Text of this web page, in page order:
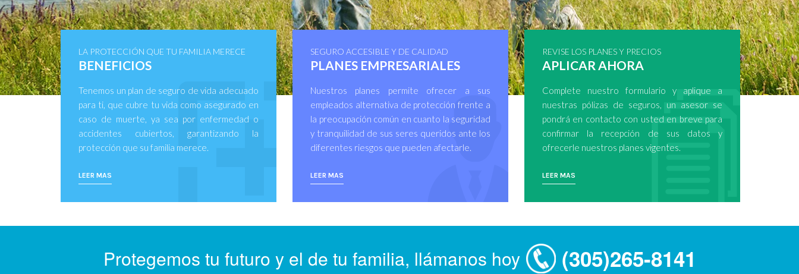
LA PROTECCIÓN QUE TU FAMILIA MERECE
BENEFICIOS
Tenemos un plan de seguro de vida adecuado
para ti, que cubre tu vida como asegurado en
caso de muerte, ya sea por enfermedad o
accidentes cubiertos, garantizando la
protección que su familia merece.
LEER MAS
SEGURO ACCESIBLE Y DE CALIDAD
PLANES EMPRESARIALES
Nuestros planes permite ofrecer a sus
empleados alternativa de protección frente a
la preocupación común en cuanto la seguridad
y tranquilidad de sus seres queridos ante los
diferentes riesgos que pueden afectarle.
LEER MAS
REVISE LOS PLANES Y PRECIOS
APLICAR AHORA
Complete nuestro formulario y aplique a
nuestras pólizas de seguros, un asesor se
pondrá en contacto con usted en breve para
confirmar la recepción de sus datos y
ofrecerle nuestros planes vigentes.
LEER MAS
Protegemos tu futuro y el de tu familia, llámanos hoy (305)265-8141